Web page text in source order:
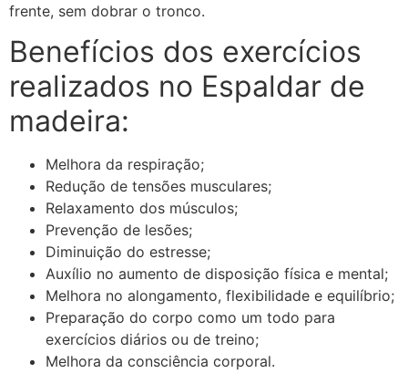
frente, sem dobrar o tronco.
Benefícios dos exercícios
realizados no Espaldar de
madeira:
Melhora da respiração;
Redução de tensões musculares;
Relaxamento dos músculos;
Prevenção de lesões;
Diminuição do estresse;
Auxílio no aumento de disposição física e mental;
Melhora no alongamento, flexibilidade e equilíbrio;
Preparação do corpo como um todo para
exercícios diários ou de treino;
Melhora da consciência corporal.